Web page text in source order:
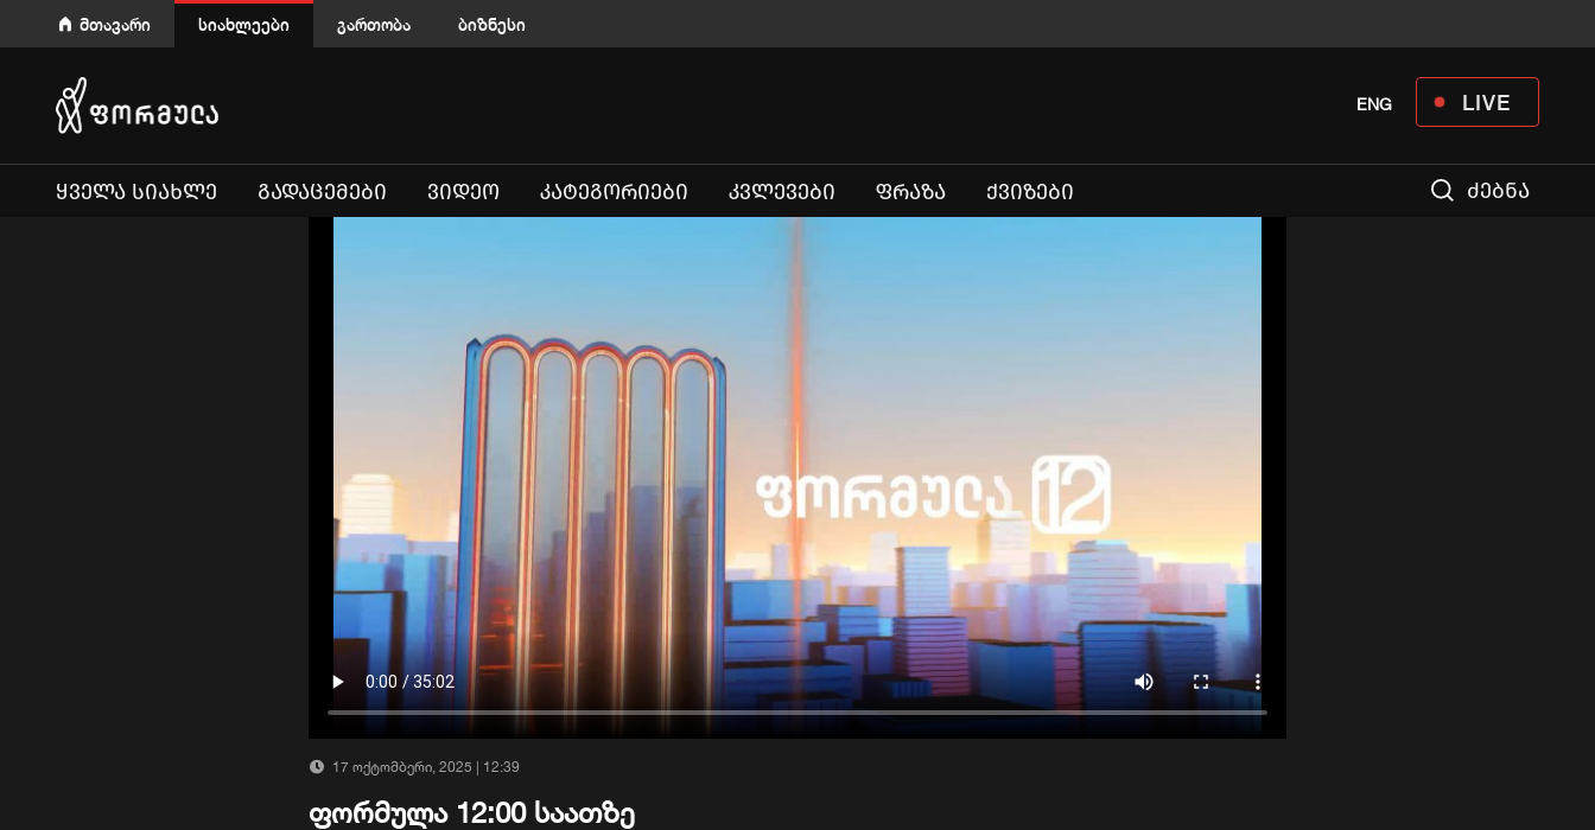
მთავარი სიახლეები გართობა ბიზნესი
LIVE
ENG
ᲧᲕᲔᲚᲐ ᲡᲘᲐᲮᲚᲔ ᲒᲐᲓᲐᲪᲔᲛᲔᲑᲘ ᲕᲘᲓᲔᲝ ᲙᲐᲢᲔᲒᲝᲠᲘᲔᲑᲘ ᲙᲕᲚᲔᲕᲔᲑᲘ ᲤᲠᲐᲖᲐ ᲥᲕᲘᲖᲔᲑᲘ ძებნა
17 ოქტომბერი, 2025 | 12:39
ფორმულა 12:00 საათზე